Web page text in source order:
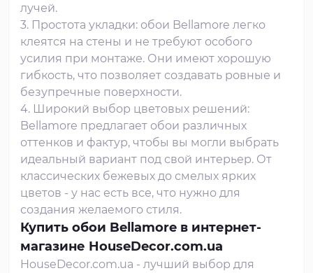
лучей.
3. Простота укладки: обои Bellamore легко
клеятся на стены и не требуют особого
усилия при монтаже. Они имеют хорошую
гибкость, что позволяет создавать ровные и
безупречные поверхности.
4. Широкий выбор цветовых решений:
Bellamore предлагает обои различных
оттенков и фактур, чтобы вы могли выбрать
идеальный вариант под свой интерьер. От
классических бежевых до смелых ярких
цветов - у нас есть все, что нужно для
создания желаемого стиля.
Купить обои Bellamore в интернет-
магазине HouseDecor.com.ua
HouseDecor.com.ua - лучший выбор для